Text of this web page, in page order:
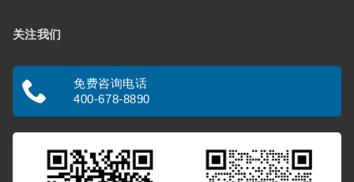
关注我们
免费咨询电话
400-678-8890